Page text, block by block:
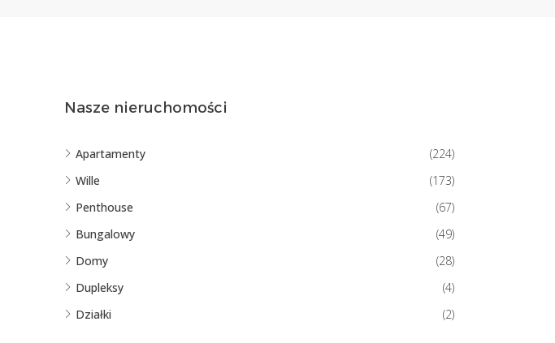
Nasze nieruchomości
Apartamenty
(224)
Wille
(173)
Penthouse
(67)
Bungalowy
(49)
Domy
(28)
Dupleksy
(4)
Działki
(2)